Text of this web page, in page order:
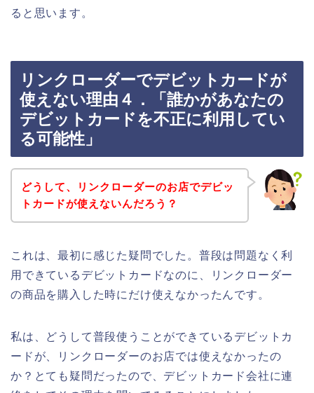
ると思います。
リンクローダーでデビットカードが
使えない理由４．「誰かがあなたの
デビットカードを不正に利用してい
る可能性」
どうして、リンクローダーのお店でデビッ
トカードが使えないんだろう？
これは、最初に感じた疑問でした。普段は問題なく利
用できているデビットカードなのに、リンクローダー
の商品を購入した時にだけ使えなかったんです。
私は、どうして普段使うことができているデビットカ
ードが、リンクローダーのお店では使えなかったの
か？とても疑問だったので、デビットカード会社に連